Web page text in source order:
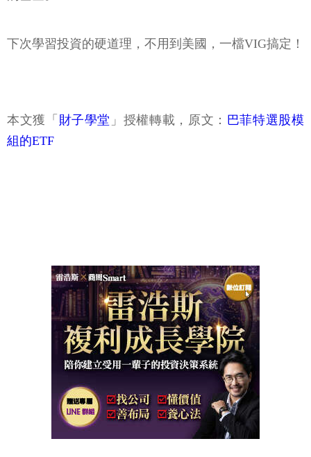
下次學習投資的硬道理，不用到美國，一檔VIG搞定！
本文獲「 財子學堂 」授權轉載，原文： 巴菲特選股模
組的ETF